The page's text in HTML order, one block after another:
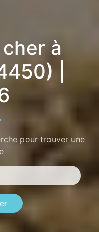
à
|
pour trouver une